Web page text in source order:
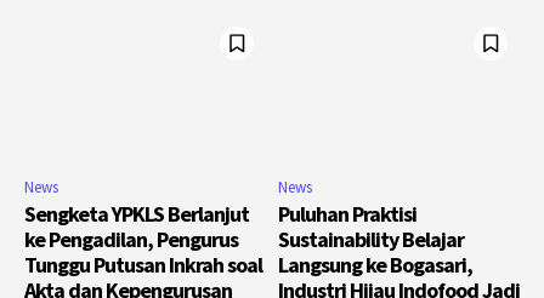
News
Sengketa YPKLS Berlanjut
ke Pengadilan, Pengurus
Tunggu Putusan Inkrah soal
Akta dan Kepengurusan
News
Puluhan Praktisi
Sustainability Belajar
Langsung ke Bogasari,
Industri Hijau Indofood Jadi